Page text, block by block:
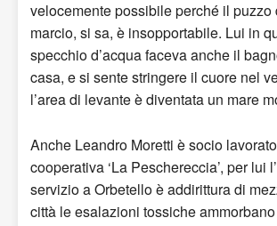
velocemente possibile perché il puzzo
marcio, si sa, è insopportabile. Lui in
specchio d’acqua faceva anche il
casa, e si sente stringere il cuore nel
l’area di levante è diventata un mare
Anche Leandro Moretti è socio
cooperativa ‘La Peschereccia’, per lui
servizio a Orbetello è addirittura di
città le esalazioni tossiche ammorbano